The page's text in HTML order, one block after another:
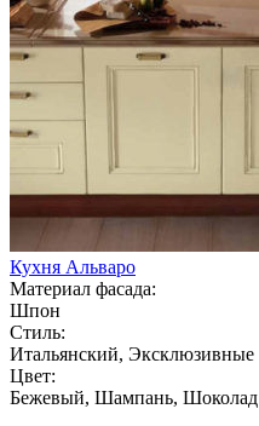
Кухня Альваро
Материал фасада:
Шпон
Стиль:
Итальянский, Эксклюзивные
Цвет:
Бежевый, Шампань, Шоколад